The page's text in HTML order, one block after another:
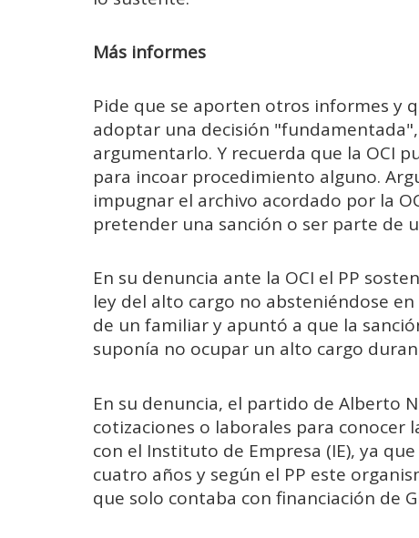
Más informes
Pide que se aporten otros informes y
adoptar una decisión
argumentarlo. Y recuerda que la OCI
para incoar procedimiento alguno.
impugnar el archivo acordado por la
pretender una sanción o ser parte de
En su denuncia ante la OCI el PP
ley del alto cargo no absteniéndose
de un familiar y apuntó a que la
suponía no ocupar un alto cargo
En su denuncia, el partido de Alberto
cotizaciones o laborales para conocer
con el Instituto de Empresa (IE), ya
cuatro años y según el PP este
que solo contaba con financiación de